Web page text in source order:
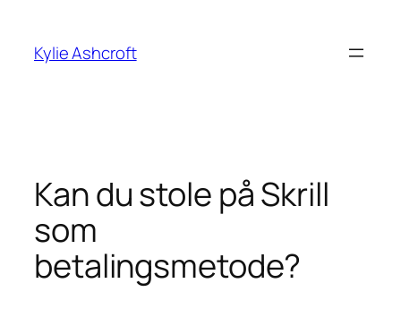
content
Kylie Ashcroft
Kan du stole på Skrill
som
betalingsmetode?